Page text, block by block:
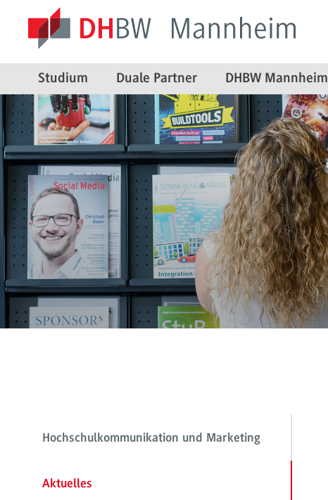
Studium Duale Partner DHBW Mannheim
Hochschulkommunikation und Marketing
Aktuelles